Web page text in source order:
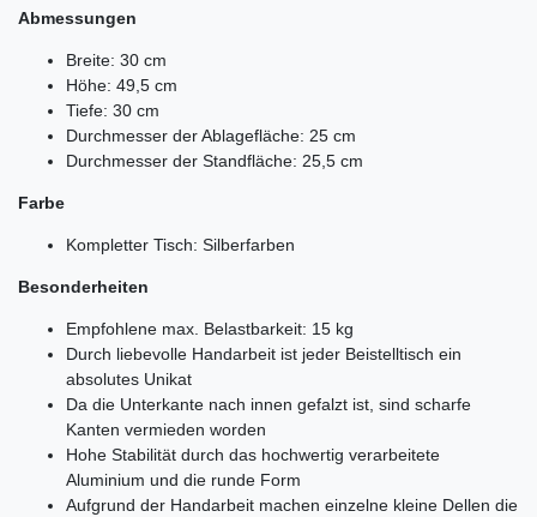
Abmessungen
Breite: 30 cm
Höhe: 49,5 cm
Tiefe: 30 cm
Durchmesser der Ablagefläche: 25 cm
Durchmesser der Standfläche: 25,5 cm
Farbe
Kompletter Tisch: Silberfarben
Besonderheiten
Empfohlene max. Belastbarkeit: 15 kg
Durch liebevolle Handarbeit ist jeder Beistelltisch ein
absolutes Unikat
Da die Unterkante nach innen gefalzt ist, sind scharfe
Kanten vermieden worden
Hohe Stabilität durch das hochwertig verarbeitete
Aluminium und die runde Form
Aufgrund der Handarbeit machen einzelne kleine Dellen die